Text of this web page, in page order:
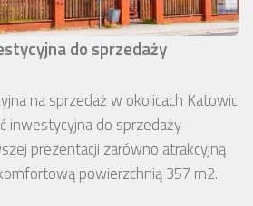
do sprzedaży
na sprzedaż w okolicach Katowic
inwestycyjna do sprzedaży
prezentacji zarówno atrakcyjną
powierzchnią 357 m2.